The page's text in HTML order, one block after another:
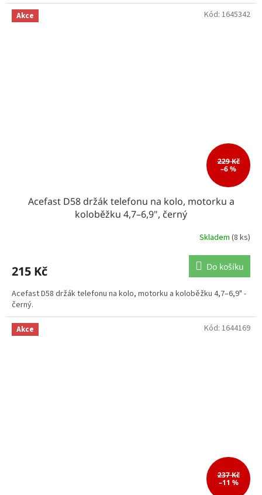
Akce
229 Kč
–6 %
Acefast D58 držák telefonu na kolo, motorku a
koloběžku 4,7–6,9", černý
Skladem (8 ks)
215 Kč Do košíku
Acefast D58 držák telefonu na kolo, motorku a koloběžku 4,7–6,9" -
černý.
Kód: 1645342
Akce
237 Kč
–11 %
Kód: 1644169